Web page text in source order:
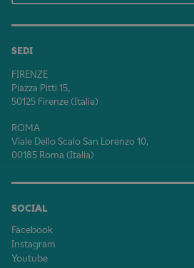
SEDI
FIRENZE
Piazza Pitti 15,
50125 Firenze (Italia)
ROMA
Viale Dello Scalo San Lorenzo 10,
00185 Roma (Italia)
SOCIAL
Facebook
Instagram
Youtube